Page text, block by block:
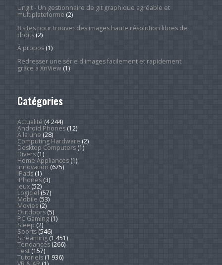
Ungit - Un gestionnaire de git graphique agréable et
multiplateforme (2)
8 sites pour trouver des images haute résolution libres de
droits(2)
À propos(1)
Redresser une série d'images facilement et rapidement
grâce à XnView(1)
Catégories
Actualité (4 244)
Android Phones(12)
À la une (28)
Computing Hardware (2)
Desktop Computers(1)
Divers(1)
Home Appliances(1)
Innovation (675)
iPads(1)
iPhones(3)
Jeux(52)
Logiciel (57)
Mobile (53)
Movies(2)
Outdoors(5)
PC Gaming(1)
Sleep (2)
Sports(546)
Streaming(1 451)
Tendances(266)
Test(157)
Tutoriels(1 936)